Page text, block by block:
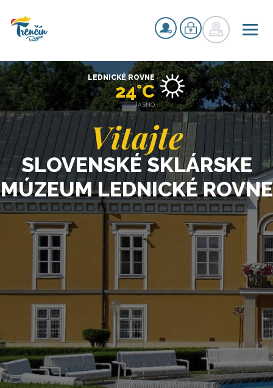
Vitajte
SLOVENSKÉ SKLÁRSKE
MÚZEUM LEDNICKÉ ROVNE
LEDNICKÉ ROVNE
24°C
JASNO